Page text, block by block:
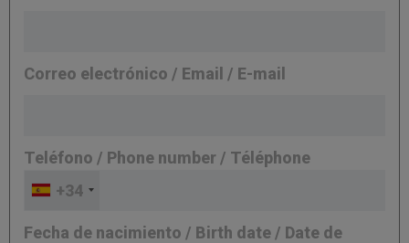
Correo electrónico / Email / E-mail
Teléfono / Phone number / Téléphone
+34
Fecha de nacimiento / Birth date / Date de